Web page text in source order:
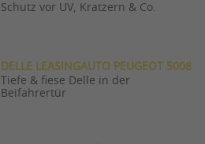
Schutz vor UV, Kratzern & Co.
DELLE LEASINGAUTO PEUGEOT 5008
Tiefe & fiese Delle in der
Beifahrertür